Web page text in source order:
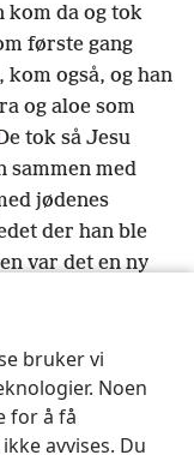
bruker vi
Noen
for å få
avvises. Du
kom da og tok
første gang
også, og han
og aloe som
tok så Jesu
sammen med
jødenes
der han ble
var det en ny